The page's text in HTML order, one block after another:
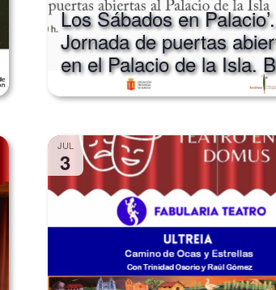
Los Sábados en Palacio’.
Jornada de puertas
en el Palacio de la Isla.
JUL
3